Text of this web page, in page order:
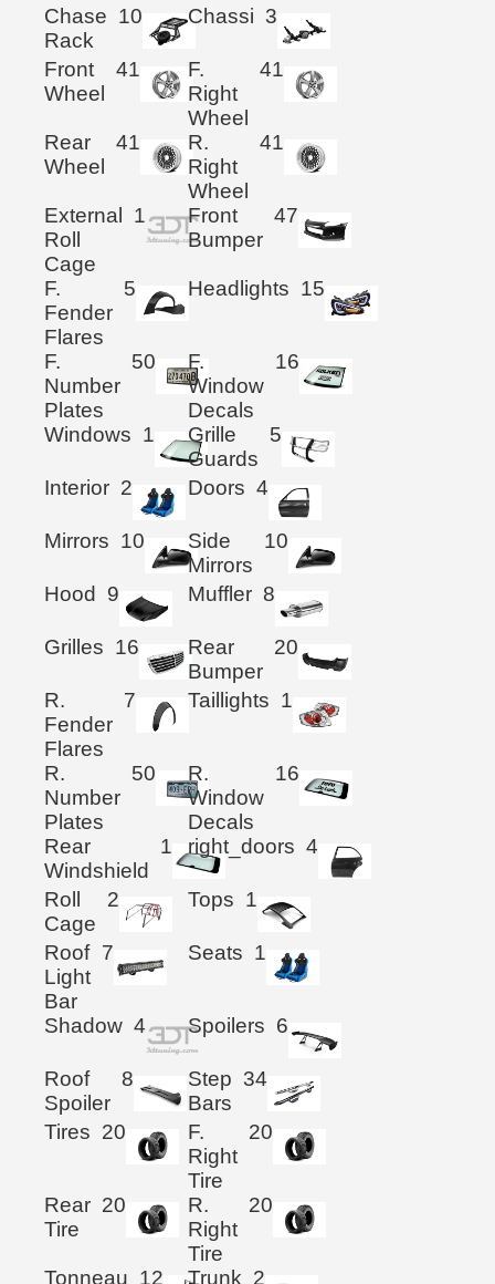
Chase
Rack
10 Chassi 3
Front
Wheel
41
F.
Right
Wheel
41
Rear
Wheel
41
R.
Right
Wheel
41
External
Roll
Cage
1
Front
Bumper
47
F.
Fender
Flares
5 Headlights 15
F.
Number
Plates
50
F.
Window
Decals
16
Windows 1
Grille
Guards
5
Interior 2 Doors 4
Mirrors 10
Side
Mirrors
10
Hood 9 Muffler 8
Grilles 16
Rear
Bumper
20
R.
Fender
Flares
7 Taillights 1
R.
Number
Plates
50
R.
Window
Decals
16
Rear
Windshield
1 right_doors 4
Roll
Cage
2 Tops 1
Roof
Light
Bar
7 Seats 1
Shadow 4 Spoilers 6
Roof
Spoiler
8
Step
Bars
34
Tires 20
F.
Right
Tire
20
Rear
Tire
20
R.
Right
Tire
20
Tonneau 12
Trunk 2